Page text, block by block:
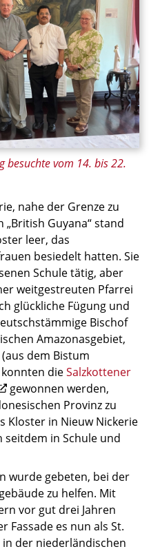
© privat
besuchte vom 14. bis 22.
nahe der Grenze zu
„British Guyana“ stand
leer, das
besiedelt hatten. Sie
Schule tätig, aber
weitgestreuten Pfarrei
glückliche Fügung und
Bischof
Amazonasgebiet,
dem Bistum
dieSalzkottener
gewonnen werden,
Provinz zu
Kloster in Nieuw Nickerie
in Schule und
wurde gebeten, bei der
zu helfen. Mit
vor gut drei Jahren
Fassade es nun als St.
der niederländischen